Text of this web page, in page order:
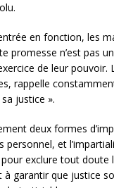
en fonction, les
promesse n’est pas
de leur pouvoir.
rappelle
justice ».
deux formes
personnel, et
exclure tout doute
garantir que justice